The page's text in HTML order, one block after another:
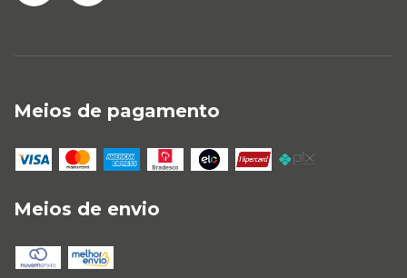
Meios de pagamento
Meios de envio